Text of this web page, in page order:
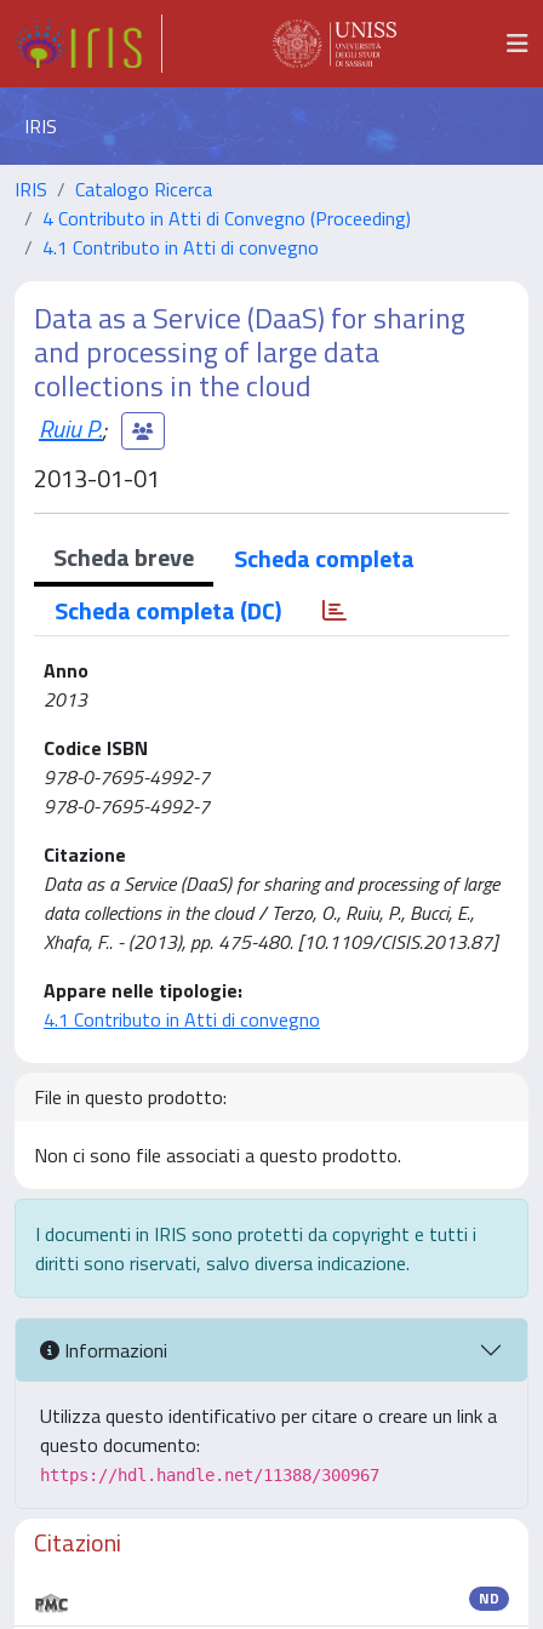
IRIS
IRIS
Catalogo Ricerca
4 Contributo in Atti di Convegno (Proceeding)
4.1 Contributo in Atti di convegno
Data as a Service (DaaS) for sharing
and processing of large data
collections in the cloud
Ruiu P.;
2013-01-01
Scheda breve
Scheda completa
Scheda completa (DC)
Anno
2013
Codice ISBN
978-0-7695-4992-7
978-0-7695-4992-7
Citazione
Data as a Service (DaaS) for sharing and processing of large
data collections in the cloud / Terzo, O., Ruiu, P., Bucci, E.,
Xhafa, F.. - (2013), pp. 475-480. [10.1109/CISIS.2013.87]
Appare nelle tipologie:
4.1 Contributo in Atti di convegno
File in questo prodotto:
Non ci sono file associati a questo prodotto.
I documenti in IRIS sono protetti da copyright e tutti i
diritti sono riservati, salvo diversa indicazione.
Informazioni
Utilizza questo identificativo per citare o creare un link a
questo documento:
https://hdl.handle.net/11388/300967
Citazioni
ND